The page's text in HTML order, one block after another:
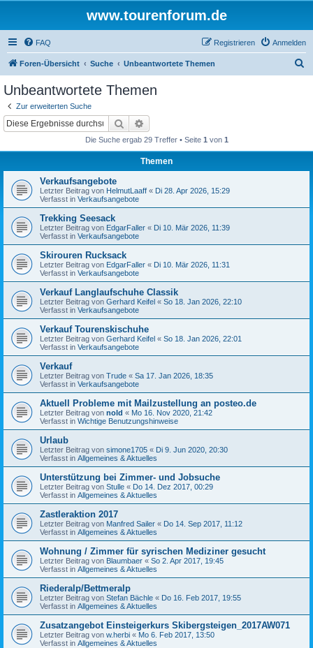
www.tourenforum.de
FAQ Anmelden
Registrieren
Foren-Übersicht Suche Unbeantwortete Themen
Unbeantwortete Themen
Zur erweiterten Suche
Suche
Die Suche ergab 29 Treffer • Seite 1 von 1
Themen
Verkaufsangebote
Letzter Beitrag von HelmutLaaff « Di 28. Apr 2026, 15:29
Verfasst in Verkaufsangebote
Trekking Seesack
Letzter Beitrag von EdgarFaller « Di 10. Mär 2026, 11:39
Verfasst in Verkaufsangebote
Skirouren Rucksack
Letzter Beitrag von EdgarFaller « Di 10. Mär 2026, 11:31
Verfasst in Verkaufsangebote
Verkauf Langlaufschuhe Classik
Letzter Beitrag von Gerhard Keifel « So 18. Jan 2026, 22:10
Verfasst in Verkaufsangebote
Verkauf Tourenskischuhe
Letzter Beitrag von Gerhard Keifel « So 18. Jan 2026, 22:01
Verfasst in Verkaufsangebote
Verkauf
Letzter Beitrag von Trude « Sa 17. Jan 2026, 18:35
Verfasst in Verkaufsangebote
Aktuell Probleme mit Mailzustellung an posteo.de
Letzter Beitrag von nold « Mo 16. Nov 2020, 21:42
Verfasst in Wichtige Benutzungshinweise
Urlaub
Letzter Beitrag von simone1705 « Di 9. Jun 2020, 20:30
Verfasst in Allgemeines & Aktuelles
Unterstützung bei Zimmer- und Jobsuche
Letzter Beitrag von Stulle « Do 14. Dez 2017, 00:29
Verfasst in Allgemeines & Aktuelles
Zastleraktion 2017
Letzter Beitrag von Manfred Sailer « Do 14. Sep 2017, 11:12
Verfasst in Allgemeines & Aktuelles
Wohnung / Zimmer für syrischen Mediziner gesucht
Letzter Beitrag von Blaumbaer « So 2. Apr 2017, 19:45
Verfasst in Allgemeines & Aktuelles
Riederalp/Bettmeralp
Letzter Beitrag von Stefan Bächle « Do 16. Feb 2017, 19:55
Verfasst in Allgemeines & Aktuelles
Zusatzangebot Einsteigerkurs Skibergsteigen_2017AW071
Letzter Beitrag von w.herbi « Mo 6. Feb 2017, 13:50
Verfasst in Allgemeines & Aktuelles